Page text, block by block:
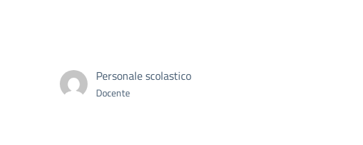
Personale scolastico
Docente